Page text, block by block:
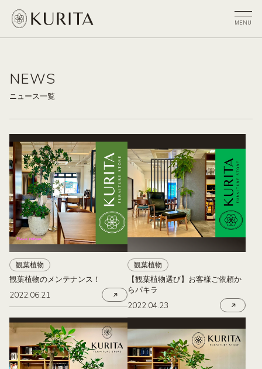
NEWS
ニュース一覧
観葉植物
観葉植物のメンテナンス！
2022.06.21
観葉植物
【観葉植物選び】お客様ご依頼か
らパキラ
2022.04.23